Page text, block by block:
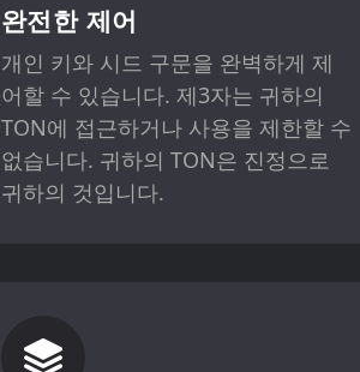
완전한 제어
개인 키와 시드 구문을 완벽하게 제
어할 수 있습니다. 제3자는 귀하의
TON에 접근하거나 사용을 제한할 수
없습니다. 귀하의 TON은 진정으로
귀하의 것입니다.